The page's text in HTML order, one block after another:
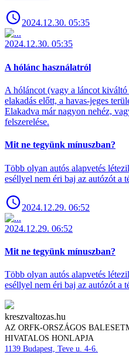
2024.12.30. 05:35
2024.12.30. 05:35
A hólánc használatról
A hóláncot (vagy a láncot kiváltó
elakadás előtt, a havas-jeges
Elakadva már nagyon nehéz,
felszerelése.
Mit ne tegyünk mínuszban?
Több olyan autós alapvetés
eséllyel nem éri baj az autózót a
2024.12.29. 06:52
2024.12.29. 06:52
Mit ne tegyünk mínuszban?
Több olyan autós alapvetés
eséllyel nem éri baj az autózót a
kreszvaltozas.hu
AZ ORFK-ORSZÁGOS
HIVATALOS HONLAPJA
1139 Budapest, Teve u. 4-6.